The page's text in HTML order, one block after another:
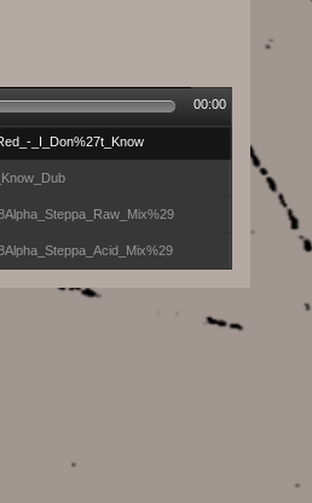
_I_Don%27t_Know
00:00